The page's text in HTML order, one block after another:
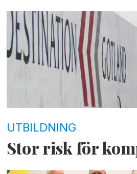
UTBILDNING
Stor risk för